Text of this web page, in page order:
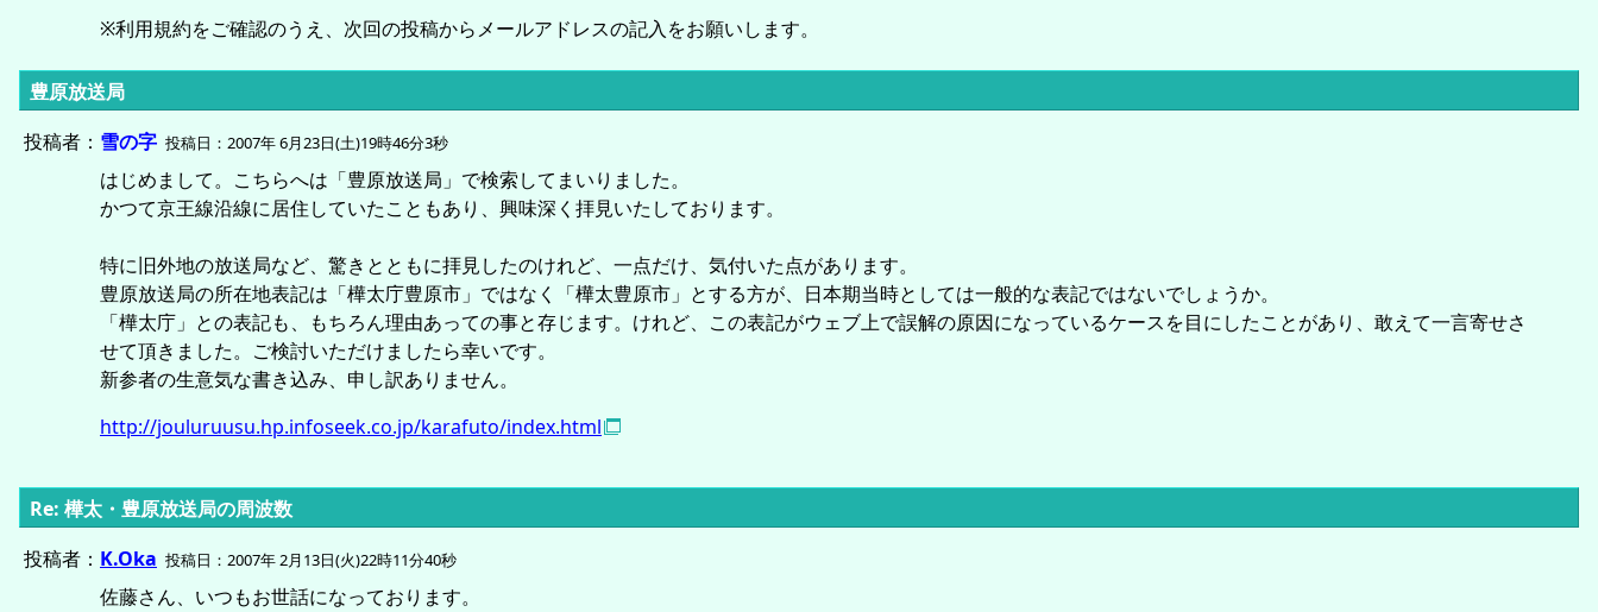
※利用規約をご確認のうえ、次回の投稿からメールアドレスの記入をお願いします。
豊原放送局
投稿者： 雪の字 投稿日：2007年 6月23日(土)19時46分3秒
はじめまして。こちらへは「豊原放送局」で検索してまいりました。
かつて京王線沿線に居住していたこともあり、興味深く拝見いたしております。
特に旧外地の放送局など、驚きとともに拝見したのけれど、一点だけ、気付いた点があります。
豊原放送局の所在地表記は「樺太庁豊原市」ではなく「樺太豊原市」とする方が、日本期当時としては一般的な表記ではないでしょうか。
「樺太庁」との表記も、もちろん理由あっての事と存じます。けれど、この表記がウェブ上で誤解の原因になっているケースを目にしたことがあり、敢えて一言寄せさ
せて頂きました。ご検討いただけましたら幸いです。
新参者の生意気な書き込み、申し訳ありません。
http://jouluruusu.hp.infoseek.co.jp/karafuto/index.html
Re: 樺太・豊原放送局の周波数
投稿者： K.Oka 投稿日：2007年 2月13日(火)22時11分40秒
佐藤さん、いつもお世話になっております。